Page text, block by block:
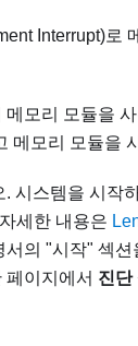
Interrupt)로
모리 모듈을
메모리 모듈을
시스템을 시작
세한 내용은
서의 "시작" 섹
페이지에서 진단